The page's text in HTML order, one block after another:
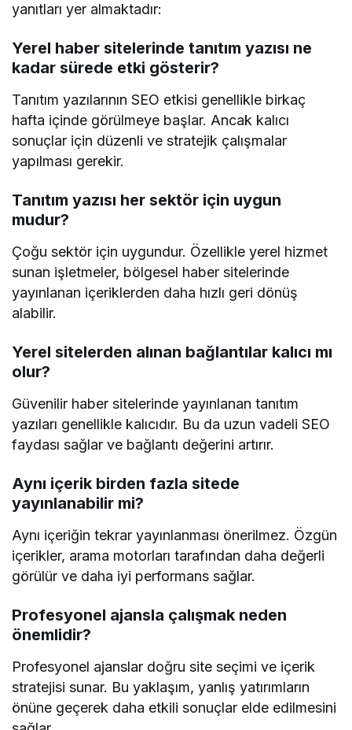
yanıtları yer almaktadır:
Yerel haber sitelerinde tanıtım yazısı ne
kadar sürede etki gösterir?
Tanıtım yazılarının SEO etkisi genellikle birkaç
hafta içinde görülmeye başlar. Ancak kalıcı
sonuçlar için düzenli ve stratejik çalışmalar
yapılması gerekir.
Tanıtım yazısı her sektör için uygun
mudur?
Çoğu sektör için uygundur. Özellikle yerel hizmet
sunan işletmeler, bölgesel haber sitelerinde
yayınlanan içeriklerden daha hızlı geri dönüş
alabilir.
Yerel sitelerden alınan bağlantılar kalıcı mı
olur?
Güvenilir haber sitelerinde yayınlanan tanıtım
yazıları genellikle kalıcıdır. Bu da uzun vadeli SEO
faydası sağlar ve bağlantı değerini artırır.
Aynı içerik birden fazla sitede
yayınlanabilir mi?
Aynı içeriğin tekrar yayınlanması önerilmez. Özgün
içerikler, arama motorları tarafından daha değerli
görülür ve daha iyi performans sağlar.
Profesyonel ajansla çalışmak neden
önemlidir?
Profesyonel ajanslar doğru site seçimi ve içerik
stratejisi sunar. Bu yaklaşım, yanlış yatırımların
önüne geçerek daha etkili sonuçlar elde edilmesini